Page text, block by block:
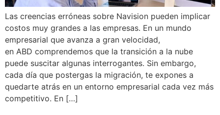
Las creencias erróneas sobre Navision pueden implicar
costos muy grandes a las empresas. En un mundo
empresarial que avanza a gran velocidad,
en ABD comprendemos que la transición a la nube
puede suscitar algunas interrogantes. Sin embargo,
cada día que postergas la migración, te expones a
quedarte atrás en un entorno empresarial cada vez más
competitivo. En […]